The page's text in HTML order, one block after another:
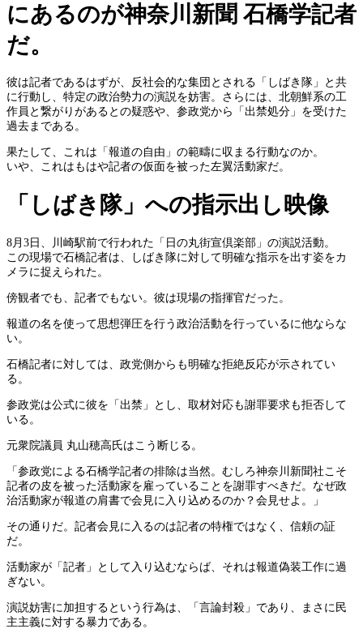
にあるのが神奈川新聞 石橋学記者
だ。
彼は記者であるはずが、反社会的な集団とされる「しばき隊」と共
に行動し、特定の政治勢力の演説を妨害。さらには、北朝鮮系の工
作員と繋がりがあるとの疑惑や、参政党から「出禁処分」を受けた
過去まである。
果たして、これは「報道の自由」の範疇に収まる行動なのか。
いや、これはもはや記者の仮面を被った左翼活動家だ。
「しばき隊」への指示出し映像
8月3日、川崎駅前で行われた「日の丸街宣倶楽部」の演説活動。
この現場で石橋記者は、しばき隊に対して明確な指示を出す姿をカ
メラに捉えられた。
傍観者でも、記者でもない。彼は現場の指揮官だった。
報道の名を使って思想弾圧を行う政治活動を行っているに他ならな
い。
石橋記者に対しては、政党側からも明確な拒絶反応が示されてい
る。
参政党は公式に彼を「出禁」とし、取材対応も謝罪要求も拒否して
いる。
元衆院議員 丸山穂高氏はこう断じる。
「参政党による石橋学記者の排除は当然。むしろ神奈川新聞社こそ
記者の皮を被った活動家を雇っていることを謝罪すべきだ。なぜ政
治活動家が報道の肩書で会見に入り込めるのか？会見せよ。」
その通りだ。記者会見に入るのは記者の特権ではなく、信頼の証
だ。
活動家が「記者」として入り込むならば、それは報道偽装工作に過
ぎない。
演説妨害に加担するという行為は、「言論封殺」であり、まさに民
主主義に対する暴力である。